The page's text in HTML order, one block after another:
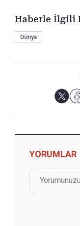
Haberle İlgili
Dünya
YORUMLAR